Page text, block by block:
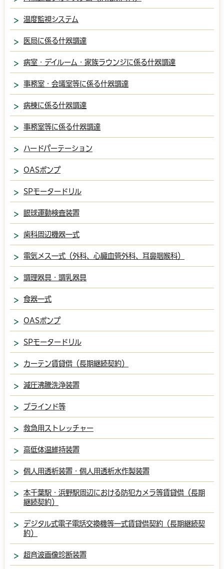
温度監視システム
医局に係る什器調達
病室・デイルーム・家族ラウンジに係る什器調達
事務室・会議室等に係る什器調達
病棟に係る什器調達
事務室等に係る什器調達
ハードパーテーション
OASポンプ
SPモータードリル
眼球運動検査装置
歯科周辺機器一式
電気メス一式（外科、心臓血管外科、耳鼻咽喉科）
調理器具・調乳器具
食器一式
OASポンプ
SPモータードリル
カーテン賃貸借（長期継続契約）
減圧沸騰洗浄装置
ブラインド等
救急用ストレッチャー
高低体温維持装置
個人用透析装置・個人用透析水作製装置
本千葉駅・浜野駅周辺における防犯カメラ等賃貸借（長期
継続契約）
デジタル式電子電話交換機等一式賃貸借契約（長期継続契
約）
超音波画像診断装置